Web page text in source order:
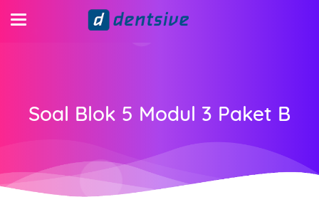
Soal Blok 5 Modul 3 Paket B